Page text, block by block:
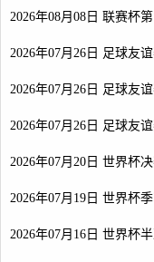
2026年08月08日 联赛杯
2026年07月26日 足球友
2026年07月26日 足球友
2026年07月26日 足球友
2026年07月20日 世界杯
2026年07月19日 世界杯
2026年07月16日 世界杯